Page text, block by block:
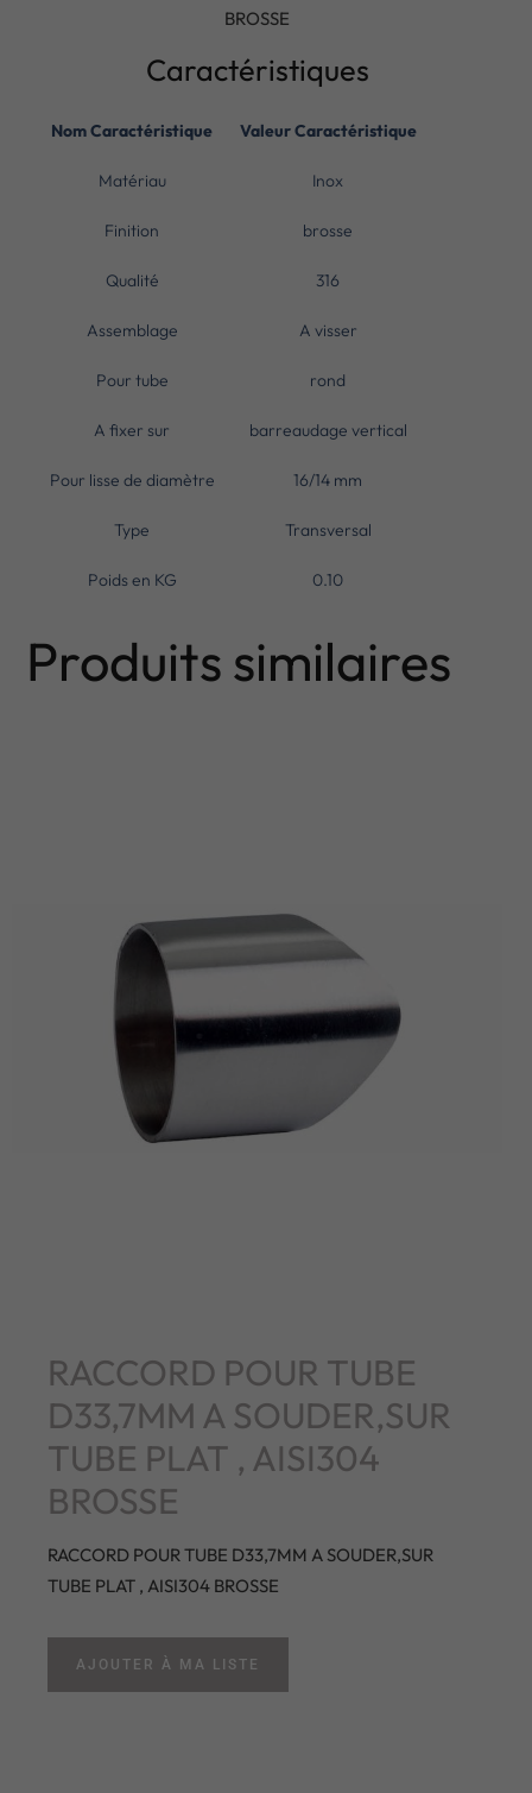
BROSSE
Caractéristiques
Nom Caractéristique Valeur Caractéristique
Matériau Inox
Finition brosse
Qualité 316
Assemblage A visser
Pour tube rond
A fixer sur barreaudage vertical
Pour lisse de diamètre 16/14 mm
Type Transversal
Poids en KG 0.10
Produits similaires
RACCORD POUR TUBE
D33,7MM A SOUDER,SUR
TUBE PLAT , AISI304
BROSSE
RACCORD POUR TUBE D33,7MM A SOUDER,SUR
TUBE PLAT , AISI304 BROSSE
AJOUTER À MA LISTE